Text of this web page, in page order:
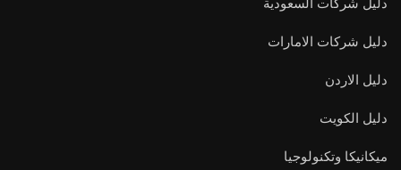
دليل شركات السعودية
دليل شركات الامارات
دليل الاردن
دليل الكويت
ميكانيكا وتكنولوجيا